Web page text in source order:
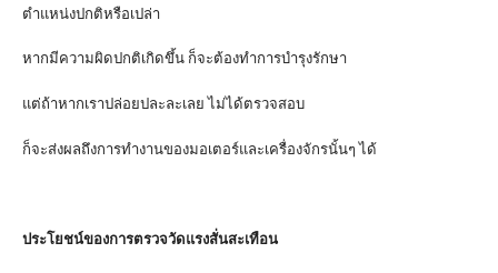
ตำแหน่งปกติหรือเปล่า
หากมีความผิดปกติเกิดขึ้น ก็จะต้องทำการบำรุงรักษา
แต่ถ้าหากเราปล่อยปละละเลย ไม่ได้ตรวจสอบ
ก็จะส่งผลถึงการทำงานของมอเตอร์และเครื่องจักรนั้นๆ ได้
ประโยชน์ของการตรวจวัดแรงสั่นสะเทือน